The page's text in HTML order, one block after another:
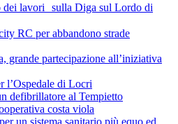
dei lavori sulla Diga sul Lordo di
RC per abbandono strade
grande partecipazione all’iniziativa
l’Ospedale di Locri
defibrillatore al Tempietto
costa viola